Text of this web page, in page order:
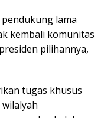
pendukung lama
kembali komunitas
pilihannya,
tugas khusus